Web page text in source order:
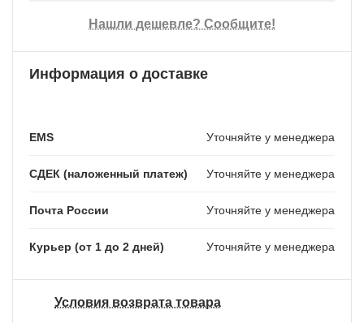
Нашли дешевле? Сообщите!
Информация о доставке
EMS Уточняйте у менеджера
СДЕК (наложенный платеж) Уточняйте у менеджера
Почта России Уточняйте у менеджера
Курьер (от 1 до 2 дней) Уточняйте у менеджера
Условия возврата товара